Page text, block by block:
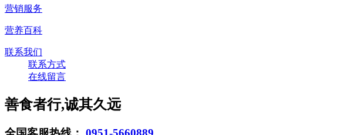
营销服务
营养百科
联系我们
联系方式
在线留言
善食者行,诚其久远